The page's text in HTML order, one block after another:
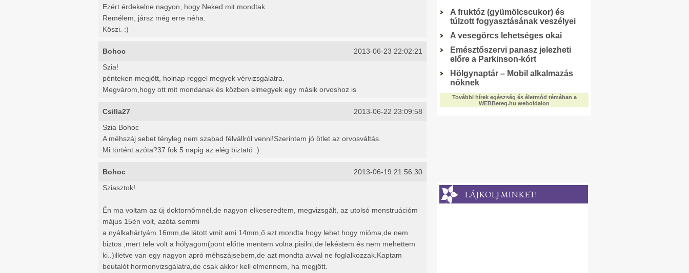
Ezért érdekelne nagyon, hogy Neked mit mondtak...
Remélem, jársz még erre néha.
Köszi. :)
Bohoc
2013-06-23 22:02:21
Szia!
pénteken megjött, holnap reggel megyek vérvizsgálatra.
Megvárom,hogy ott mit mondanak és közben elmegyek egy másik orvoshoz is
Csilla27
2013-06-22 23:09:58
Szia Bohoc
A méhszáj sebet tényleg nem szabad félvállról venni!Szerintem jó ötlet az orvosváltás.
Mi történt azóta?37 fok 5 napig az elég biztató :)
Bohoc
2013-06-19 21:56:30
Sziasztok!
Én ma voltam az új doktornőmnél,de nagyon elkeseredtem, megvizsgált, az utolsó menstruációm
május 15én volt, azóta semmi
a nyálkahártyám 16mm,de látott vmit ami 14mm,ő azt mondta hogy lehet hogy mióma,de nem
biztos ,mert tele volt a hólyagom(pont előtte mentem volna pisilni,de lekéstem és nem mehettem
ki..)illetve van egy nagyon apró méhszájsebem,de azt mondta avval ne foglalkozzak.Kaptam
beutalót hormonvizsgálatra,de csak akkor kell elmennem, ha megjött.
LÁJKOLJ MINKET!